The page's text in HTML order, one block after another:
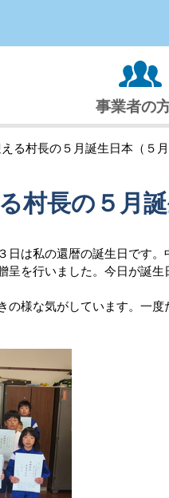
事業者の
る村長の５月誕生日本（５月
村長の５月
は私の還暦の誕生日です。
を行いました。今日が誕
様な気がしています。一